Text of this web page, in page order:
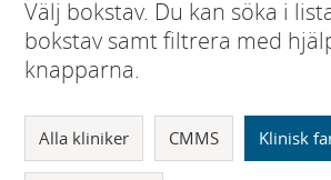
Välj bokstav. Du kan söka i
bokstav samt filtrera med
knapparna.
Alla kliniker CMMS Klinisk